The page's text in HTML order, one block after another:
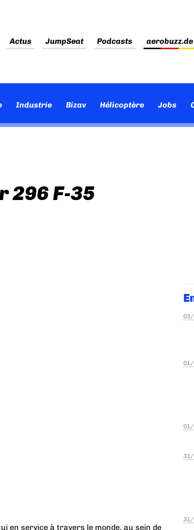
Actus JumpSeat Podcasts aerobuzz.de
Industrie Bizav Hélicoptère Jobs
296 F-35
en service à travers le monde, au sein de